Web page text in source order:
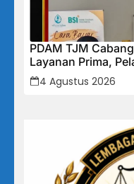
PDAM TJM
Layanan Prima,
4 Agustus 2026